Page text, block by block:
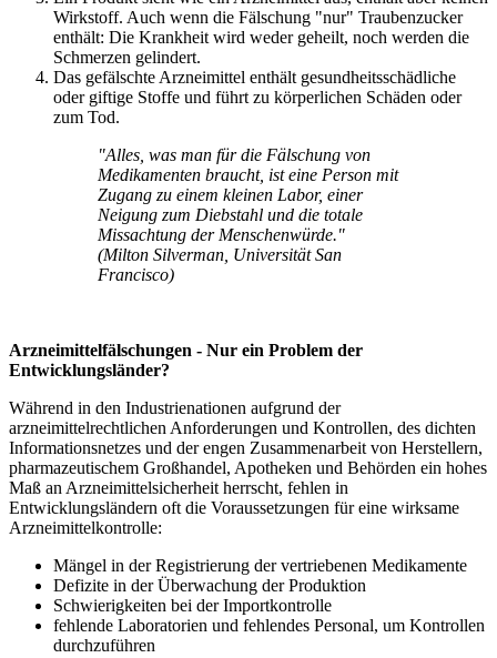
Wirkstoff. Auch wenn die Fälschung "nur" Traubenzucker
enthält: Die Krankheit wird weder geheilt, noch werden die
Schmerzen gelindert.
Das gefälschte Arzneimittel enthält gesundheitsschädliche
oder giftige Stoffe und führt zu körperlichen Schäden oder
zum Tod.
"Alles, was man für die Fälschung von
Medikamenten braucht, ist eine Person mit
Zugang zu einem kleinen Labor, einer
Neigung zum Diebstahl und die totale
Missachtung der Menschenwürde."
(Milton Silverman, Universität San
Francisco)
Arzneimittelfälschungen - Nur ein Problem der
Entwicklungsländer?
Während in den Industrienationen aufgrund der
arzneimittelrechtlichen Anforderungen und Kontrollen, des dichten
Informationsnetzes und der engen Zusammenarbeit von Herstellern,
pharmazeutischem Großhandel, Apotheken und Behörden ein hohes
Maß an Arzneimittelsicherheit herrscht, fehlen in
Entwicklungsländern oft die Voraussetzungen für eine wirksame
Arzneimittelkontrolle:
Mängel in der Registrierung der vertriebenen Medikamente
Defizite in der Überwachung der Produktion
Schwierigkeiten bei der Importkontrolle
fehlende Laboratorien und fehlendes Personal, um Kontrollen
durchzuführen